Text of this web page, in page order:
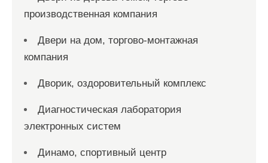
производственная компания
Двери на дом, торгово-монтажная
компания
Дворик, оздоровительный комплекс
Диагностическая лаборатория
электронных систем
Динамо, спортивный центр